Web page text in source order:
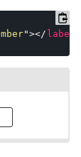
"></ label